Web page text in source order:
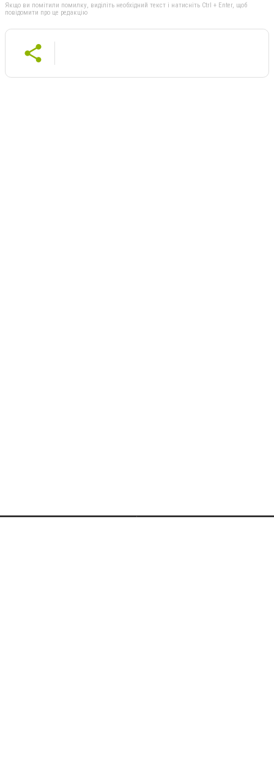
Якщо ви помітили помилку, виділіть необхідний текст і натисніть Ctrl + Enter, щоб
повідомити про це редакцію